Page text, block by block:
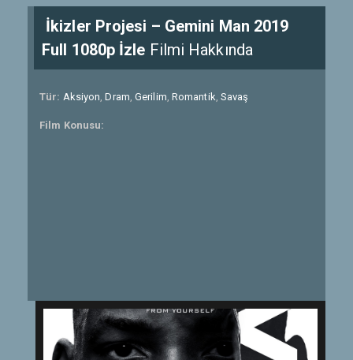
İkizler Projesi – Gemini Man 2019
Full 1080p İzle Filmi Hakkında
Tür: Aksiyon,Dram,Gerilim, Romantik, Savaş
Film Konusu: